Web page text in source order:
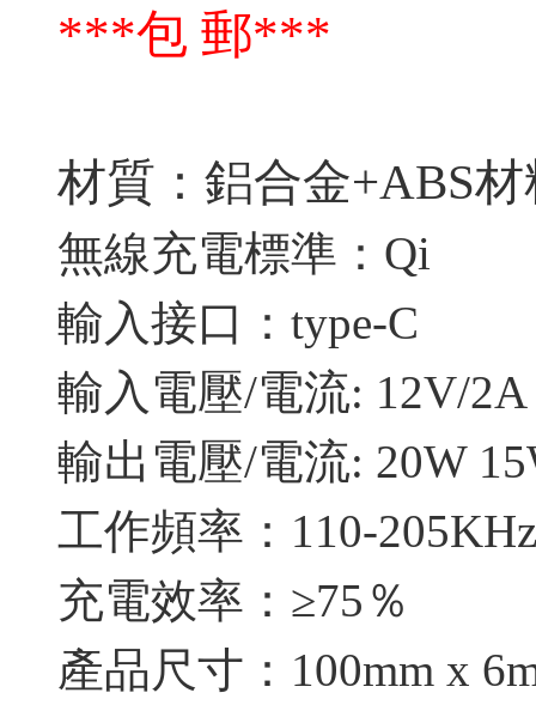
***包 郵***
材質：鋁合金+ABS材
無線充電標準：Qi
輸入接口：type-C
輸入電壓/電流: 12V/
輸出電壓/電流: 20W
工作頻率：110-205KHz
充電效率：≥75％
產品尺寸：100mm x